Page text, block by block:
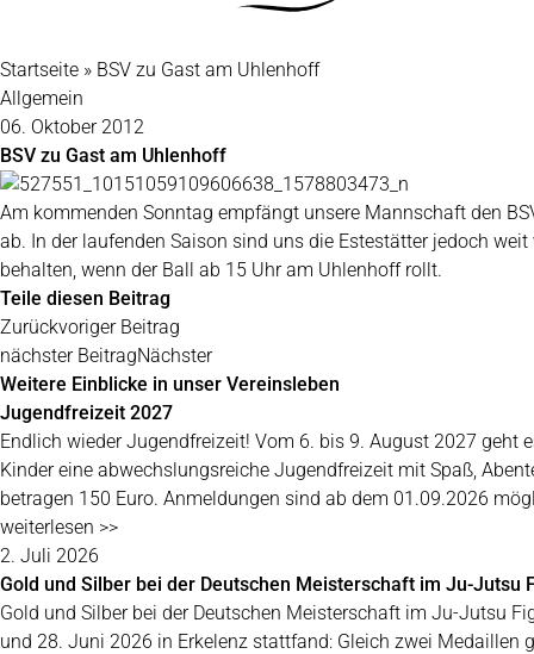
Startseite » BSV zu Gast am Uhlenhoff
Allgemein
06. Oktober 2012
BSV zu Gast am Uhlenhoff
Am kommenden Sonntag empfängt unsere Mannschaft den
ab. In der laufenden Saison sind uns die Estestätter jedoch
behalten, wenn der Ball ab 15 Uhr am Uhlenhoff rollt.
Teile diesen Beitrag
Zurückvoriger Beitrag
nächster BeitragNächster
Weitere Einblicke in unser Vereinsleben
Jugendfreizeit 2027
Endlich wieder Jugendfreizeit! Vom 6. bis 9. August 2027 geht
Kinder eine abwechslungsreiche Jugendfreizeit mit Spaß,
betragen 150 Euro. Anmeldungen sind ab dem 01.09.2026
weiterlesen >>
2. Juli 2026
Gold und Silber bei der Deutschen Meisterschaft im Ju-Jutsu
Gold und Silber bei der Deutschen Meisterschaft im Ju-Jutsu
und 28. Juni 2026 in Erkelenz stattfand: Gleich zwei Medaillen